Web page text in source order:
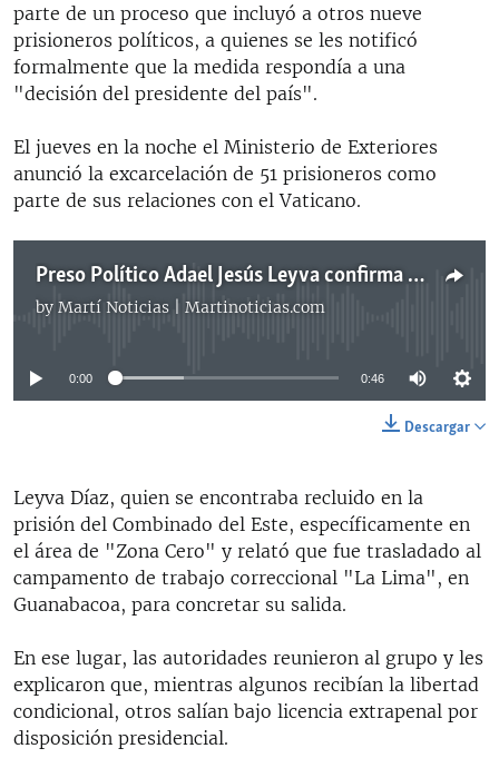
parte de un proceso que incluyó a otros nueve
prisioneros políticos, a quienes se les notificó
formalmente que la medida respondía a una
"decisión del presidente del país".
El jueves en la noche el Ministerio de Exteriores
anunció la excarcelación de 51 prisioneros como
parte de sus relaciones con el Vaticano.
Preso Político Adael Jesús Leyva confirma su salida del Combinado del Este bajo licencia extrapenal
by Martí Noticias | Martinoticias.com
No media source currently available
0:00 0:46
Descargar
Leyva Díaz, quien se encontraba recluido en la
prisión del Combinado del Este, específicamente en
el área de "Zona Cero" y relató que fue trasladado al
campamento de trabajo correccional "La Lima", en
Guanabacoa, para concretar su salida.
En ese lugar, las autoridades reunieron al grupo y les
explicaron que, mientras algunos recibían la libertad
condicional, otros salían bajo licencia extrapenal por
disposición presidencial.